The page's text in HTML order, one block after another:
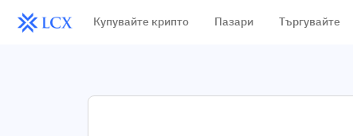
Купувайте крипто Пазари Търгувайте